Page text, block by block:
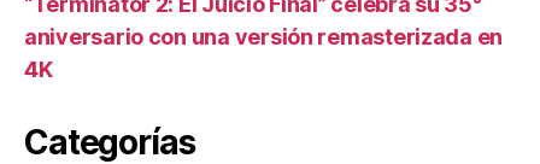
aniversario con una versión remasterizada en
4K
Categorías